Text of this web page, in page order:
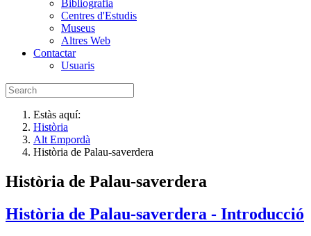
Bibliografia
Centres d'Estudis
Museus
Altres Web
Contactar
Usuaris
Estàs aquí:
Història
Alt Empordà
Història de Palau-saverdera
Història de Palau-saverdera
Història de Palau-saverdera - Introducció